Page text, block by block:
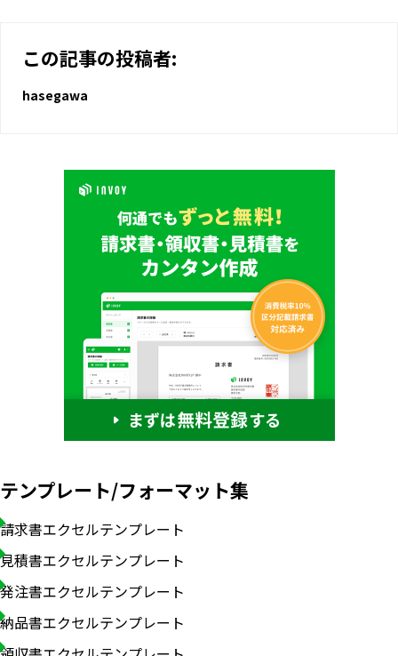
この記事の投稿者:
hasegawa
テンプレート/フォーマット集
請求書エクセルテンプレート
見積書エクセルテンプレート
発注書エクセルテンプレート
納品書エクセルテンプレート